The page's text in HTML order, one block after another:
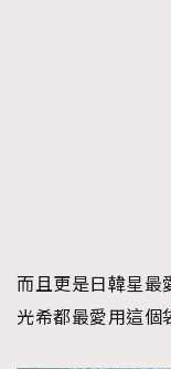
而且更是日韓星最
光希都最愛用這個